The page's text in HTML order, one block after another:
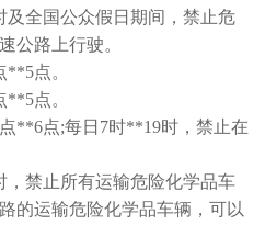
全国公众假日期间，禁止危
公路上行驶。
点。
点。
**6点;每日7时**19时，禁止在
禁止所有运输危险化学品车
的运输危险化学品车辆，可以